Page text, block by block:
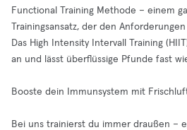
Functional Training Methode – einem
Trainingsansatz, der den
Das High Intensity Intervall Training
an und lässt überflüssige Pfunde fast
Booste dein Immunsystem mit
Bei uns trainierst du immer draußen –